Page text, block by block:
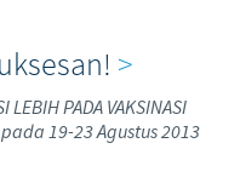
>
PADA VAKSINASI
pada 19-23 Agustus 2013